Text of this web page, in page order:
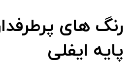
رنگ های
پایه ایفلی